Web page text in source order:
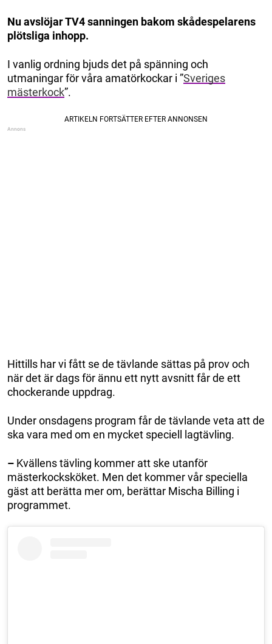
Nu avslöjar TV4 sanningen bakom skådespelarens
plötsliga inhopp.
I vanlig ordning bjuds det på spänning och
utmaningar för våra amatörkockar i ”Sveriges
mästerkock”.
Hittills har vi fått se de tävlande sättas på prov och
när det är dags för ännu ett nytt avsnitt får de ett
chockerande uppdrag.
Under onsdagens program får de tävlande veta att de
ska vara med om en mycket speciell lagtävling.
– Kvällens tävling kommer att ske utanför
mästerkocksköket. Men det kommer vår speciella
gäst att berätta mer om, berättar Mischa Billing i
programmet.